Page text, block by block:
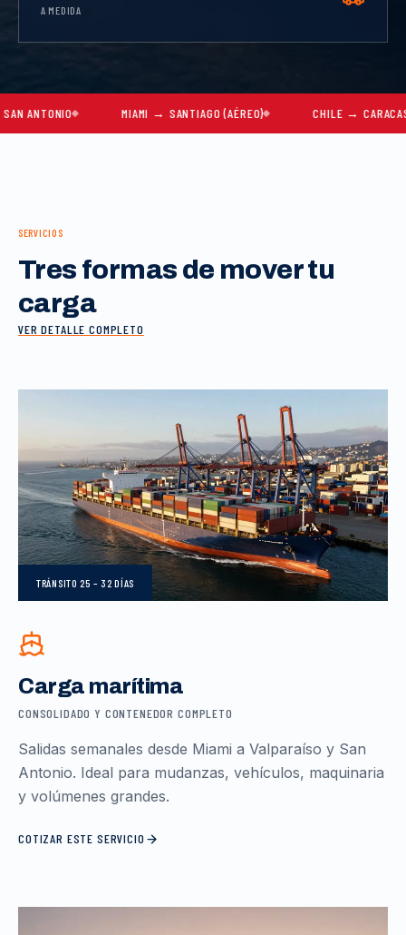
A MEDIDA
MIAMI → SANTIAGO (AÉREO) CHILE → CARACAS
SERVICIOS
Tres formas de mover tu
carga
VER DETALLE COMPLETO
TRÁNSITO 25 – 32 DÍAS
Carga marítima
CONSOLIDADO Y CONTENEDOR COMPLETO
Salidas semanales desde Miami a Valparaíso y San
Antonio. Ideal para mudanzas, vehículos, maquinaria
y volúmenes grandes.
COTIZAR ESTE SERVICIO